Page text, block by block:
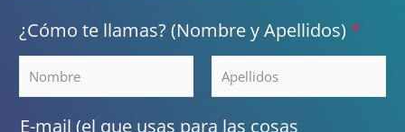
¿Cómo te llamas? (Nombre y Apellidos) *
E-mail (el que usas para las cosas